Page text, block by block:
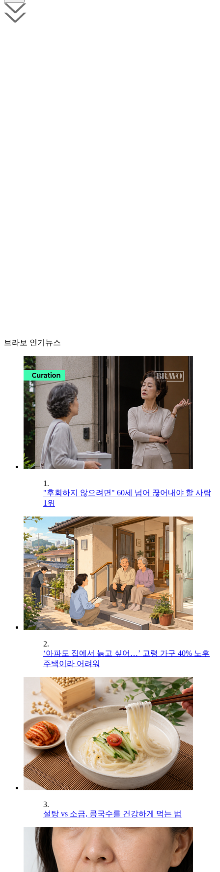
브라보 인기뉴스
1.
"후회하지 않으려면" 60세 넘어 끊어내야 할 사람
1위
2.
‘아파도 집에서 늙고 싶어…’ 고령 가구 40% 노후
주택이라 어려워
3.
설탕 vs 소금, 콩국수를 건강하게 먹는 법